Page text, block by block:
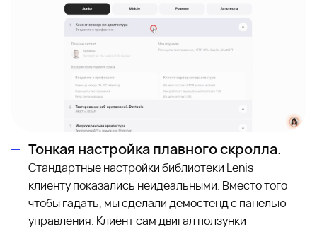
Тонкая настройка плавного скролла.
Стандартные настройки библиотеки Lenis
клиенту показались неидеальными. Вместо того
чтобы гадать, мы сделали демостенд с панелью
управления. Клиент сам двигал ползунки —